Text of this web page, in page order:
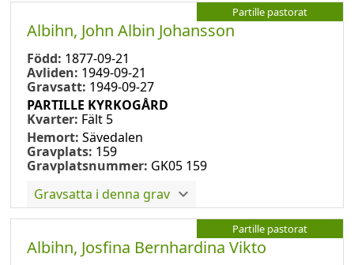
Partille pastorat
Albihn, John Albin Johansson
Född: 1877-09-21
Avliden: 1949-09-21
Gravsatt: 1949-09-27
PARTILLE KYRKOGÅRD
Kvarter: Fält 5
Hemort: Sävedalen
Gravplats: 159
Gravplatsnummer: GK05 159
Gravsatta i denna grav
Partille pastorat
Albihn, Josfina Bernhardina Vikto